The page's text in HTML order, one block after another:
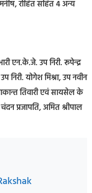
रोहित सहित 4 अन्य
एन.के.जे. उप निरी. रूपेन्द्र
निरी. योगेश मिश्रा, उप नवीन
तिवारी एवं सायसेल के
प्रजापति, अमित श्रीपाल